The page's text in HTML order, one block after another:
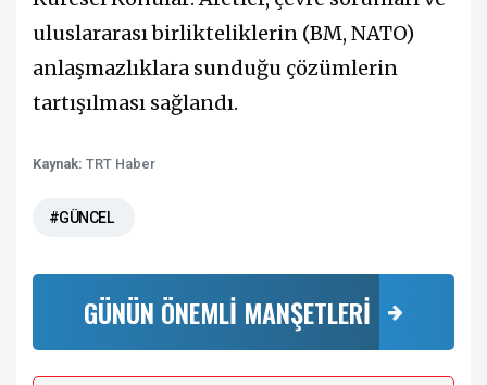
uluslararası birlikteliklerin (BM, NATO)
anlaşmazlıklara sunduğu çözümlerin
tartışılması sağlandı.
Kaynak: TRT Haber
#GÜNCEL
GÜNÜN ÖNEMLİ MANŞETLERİ